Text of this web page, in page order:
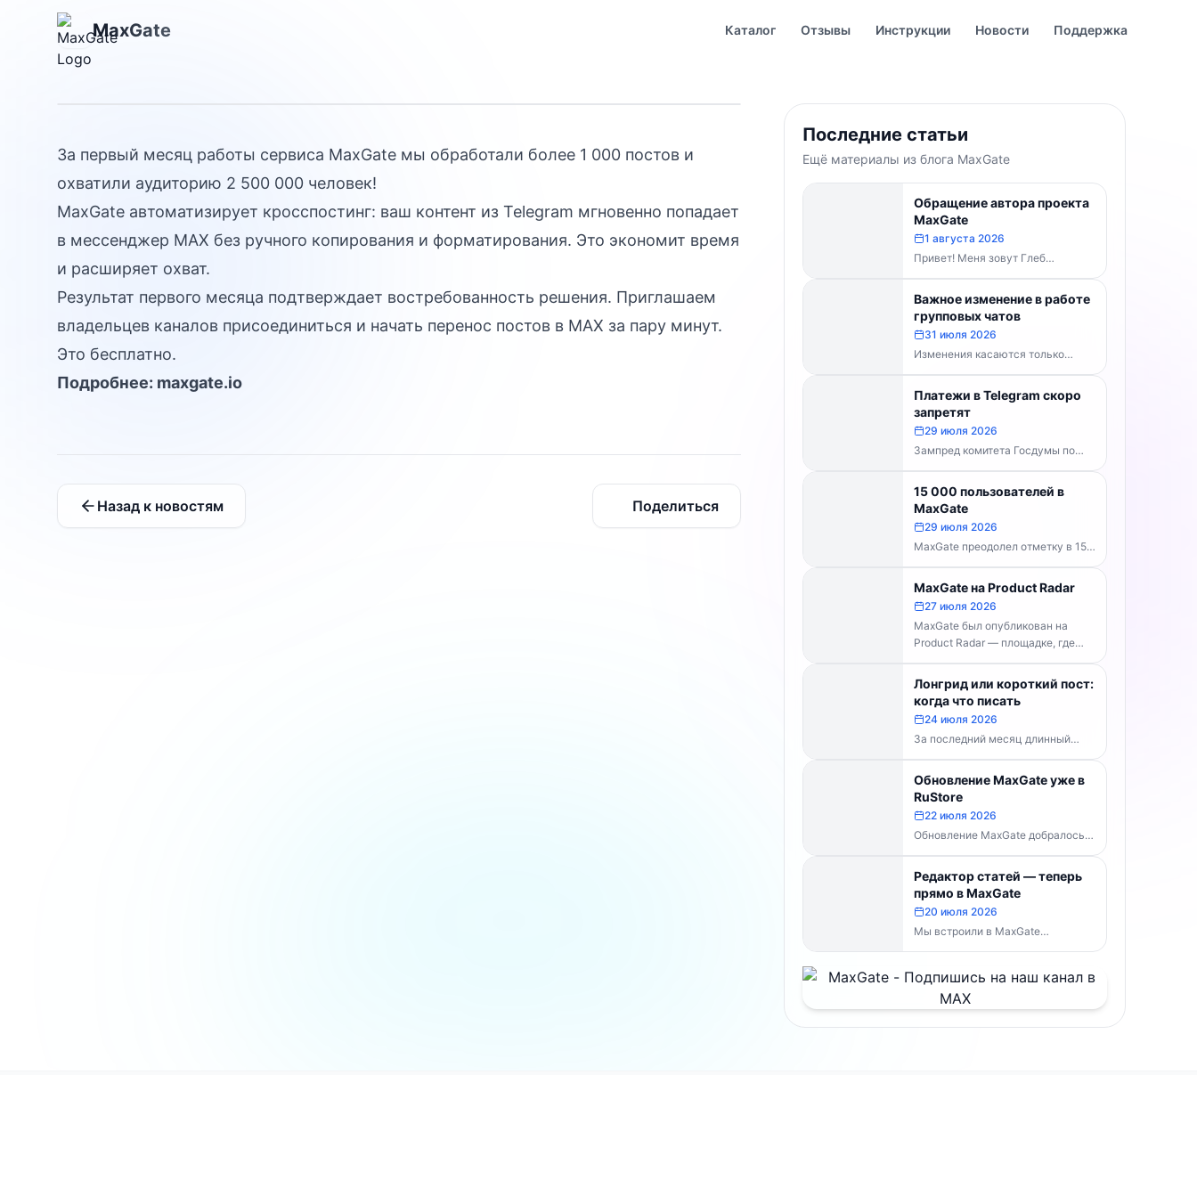
MaxGate Каталог Отзывы Инструкции Новости Поддержка
человек
За первый месяц работы сервиса MaxGate мы обработали более 1 000 постов и
охватили аудиторию 2 500 000 человек!
MaxGate автоматизирует кросспостинг: ваш контент из Telegram мгновенно попадает
в мессенджер MAX без ручного копирования и форматирования. Это экономит время
и расширяет охват.
Результат первого месяца подтверждает востребованность решения. Приглашаем
владельцев каналов присоединиться и начать перенос постов в MAX за пару минут.
Это бесплатно.
Подробнее: maxgate.io
Назад к новостям Поделиться
Последние статьи
Ещё материалы из блога MaxGate
Обращение автора проекта
MaxGate
1 августа 2026
Привет! Меня зовут Глеб
Буваненко — кто-то из вас уже
знает меня по чату поддержки....
Важное изменение в работе
групповых чатов
31 июля 2026
Изменения касаются только
групп и чатов. Каналы работают в
прежнем режиме — владельцам
каналов делать...
Платежи в Telegram скоро
запретят
29 июля 2026
Зампред комитета Госдумы по
информполитике Андрей Свинцов
рекомендовал россиянам
временно воздержаться от оплат
внутри Telegram...
15 000 пользователей в
MaxGate
29 июля 2026
MaxGate преодолел отметку в 15
000 пользователей! Каждый день
сервис обрабатывает более 30
000 фотографий...
MaxGate на Product Radar
27 июля 2026
MaxGate был опубликован на
Product Radar — площадке, где
выбирают лучшие российские
технологические продукты. Если...
Лонгрид или короткий пост:
когда что писать
24 июля 2026
За последний месяц длинный
формат перестал быть
технической проблемой. Telegram
выпустил конструктор статей,
MaxGate научился...
Обновление MaxGate уже в
RuStore
22 июля 2026
Обновление MaxGate добралось
до RuStore — теперь актуальная
версия доступна всем, без
скачивания APK напрямую:...
Редактор статей — теперь
прямо в MaxGate
20 июля 2026
Мы встроили в MaxGate
собственный редактор статей.
таблицами, изображениями и
полным...